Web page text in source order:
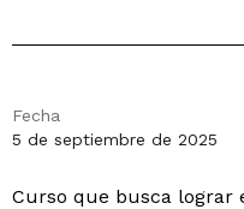
Fecha
5 de septiembre de 2025
Curso que busca lograr